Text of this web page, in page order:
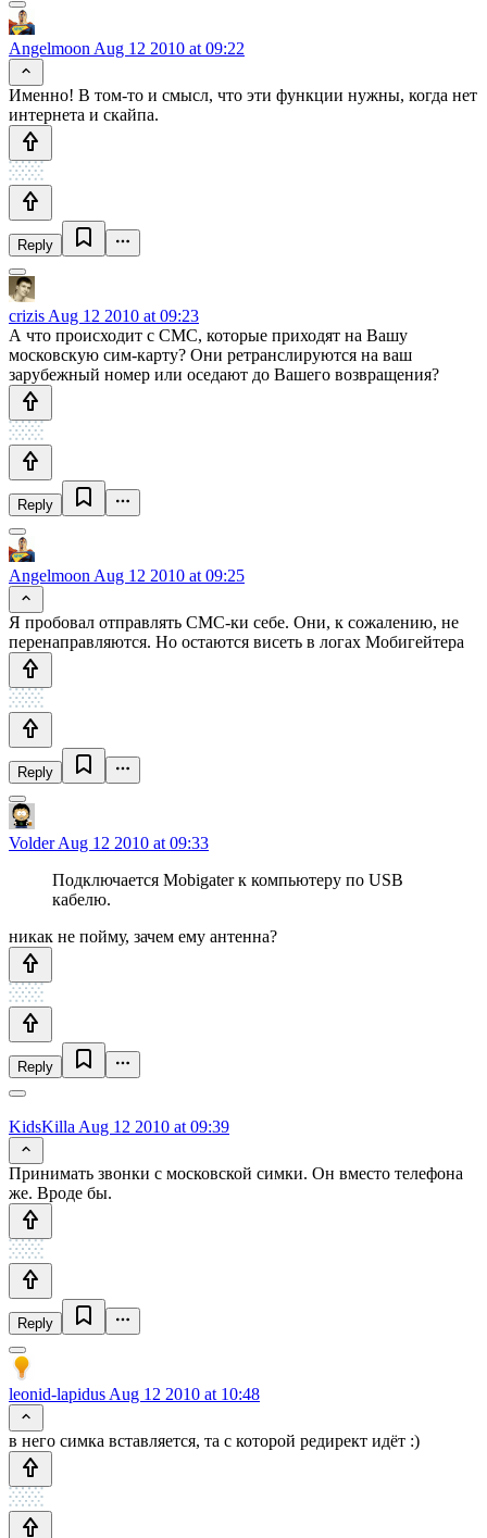
Angelmoon Aug 12 2010 at 09:22
Именно! В том-то и смысл, что эти функции нужны, когда нет
интернета и скайпа.
Reply
crizis Aug 12 2010 at 09:23
А что происходит с СМС, которые приходят на Вашу
московскую сим-карту? Они ретранслируются на ваш
зарубежный номер или оседают до Вашего возвращения?
Reply
Angelmoon Aug 12 2010 at 09:25
Я пробовал отправлять СМС-ки себе. Они, к сожалению, не
перенаправляются. Но остаются висеть в логах Мобигейтера
Reply
VolderAug 12 2010 at 09:33
Подключается Mobigater к компьютеру по USB
кабелю.
никак не пойму, зачем ему антенна?
Reply
KidsKilla Aug 12 2010 at 09:39
Принимать звонки с московской симки. Он вместо телефона
же. Вроде бы.
Reply
leonid-lapidus Aug 12 2010 at 10:48
в него симка вставляется, та с которой редирект идёт :)